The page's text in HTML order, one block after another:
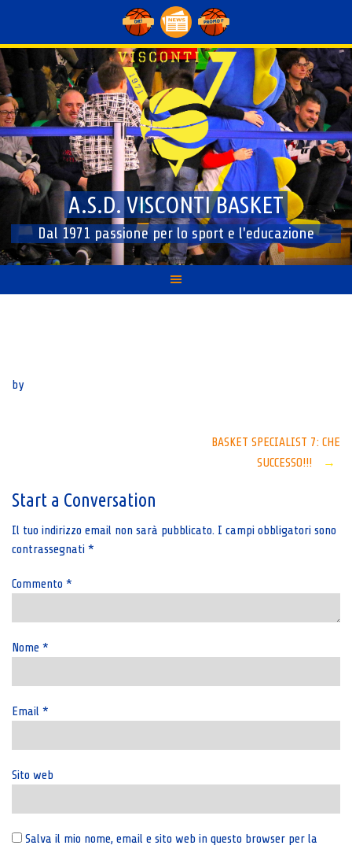
content
A.S.D. VISCONTI BASKET
Dal 1971 passione per lo sport e l'educazione
by
BASKET SPECIALIST 7: CHE
SUCCESSO!!!
→
Start a Conversation
Il tuo indirizzo email non sarà pubblicato. I campi obbligatori sono
contrassegnati *
Commento *
Nome *
Email *
Sito web
Salva il mio nome, email e sito web in questo browser per la